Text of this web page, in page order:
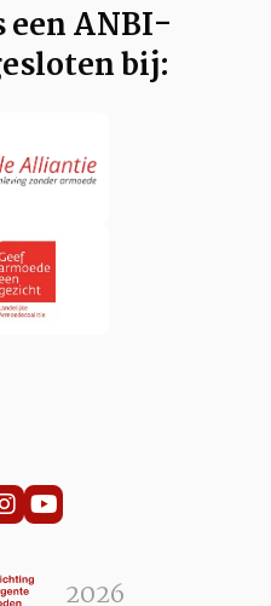
een ANBI-
bij:
2026